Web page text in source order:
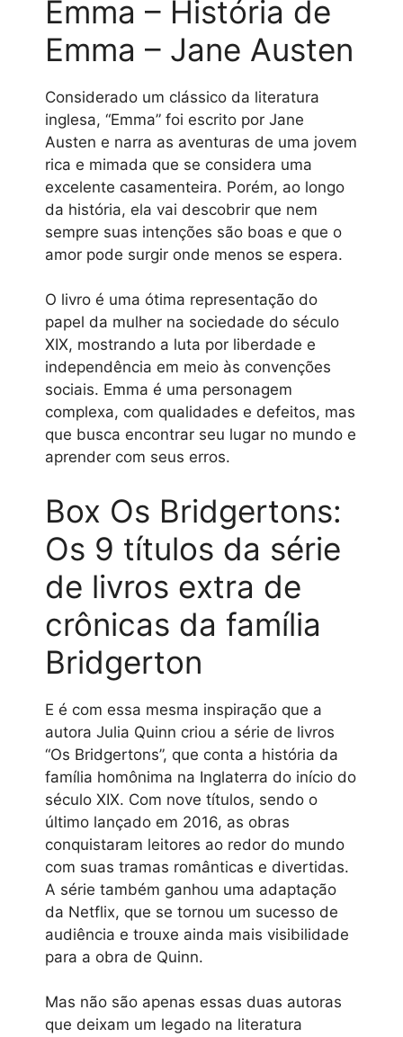
Emma – História de
Emma – Jane Austen
Considerado um clássico da literatura
inglesa, “Emma” foi escrito por Jane
Austen e narra as aventuras de uma jovem
rica e mimada que se considera uma
excelente casamenteira. Porém, ao longo
da história, ela vai descobrir que nem
sempre suas intenções são boas e que o
amor pode surgir onde menos se espera.
O livro é uma ótima representação do
papel da mulher na sociedade do século
XIX, mostrando a luta por liberdade e
independência em meio às convenções
sociais. Emma é uma personagem
complexa, com qualidades e defeitos, mas
que busca encontrar seu lugar no mundo e
aprender com seus erros.
Box Os Bridgertons:
Os 9 títulos da série
de livros extra de
crônicas da família
Bridgerton
E é com essa mesma inspiração que a
autora Julia Quinn criou a série de livros
“Os Bridgertons”, que conta a história da
família homônima na Inglaterra do início do
século XIX. Com nove títulos, sendo o
último lançado em 2016, as obras
conquistaram leitores ao redor do mundo
com suas tramas românticas e divertidas.
A série também ganhou uma adaptação
da Netflix, que se tornou um sucesso de
audiência e trouxe ainda mais visibilidade
para a obra de Quinn.
Mas não são apenas essas duas autoras
que deixam um legado na literatura